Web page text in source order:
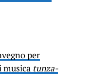
per
musica tunza-